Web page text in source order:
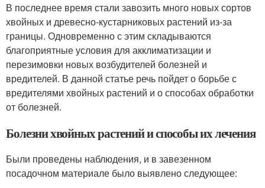
В последнее время стали завозить много новых сортов
хвойных и древесно-кустарниковых растений из-за
границы. Одновременно с этим складываются
благоприятные условия для акклиматизации и
перезимовки новых возбудителей болезней и
вредителей. В данной статье речь пойдет о борьбе с
вредителями хвойных растений и о способах обработки
от болезней.
Болезни хвойных растений и способы их лечения
Были проведены наблюдения, и в завезенном
посадочном материале было выявлено следующее: